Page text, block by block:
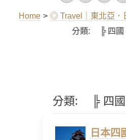
Home > ◎ Travel｜東北亞．
分類:
╠ 四國
分類: ╠ 四國
日本四